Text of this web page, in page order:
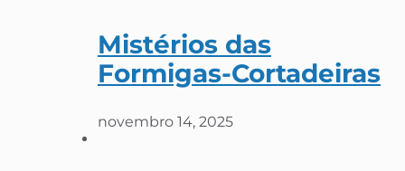
Mistérios das
Formigas-Cortadeiras
novembro 14, 2025